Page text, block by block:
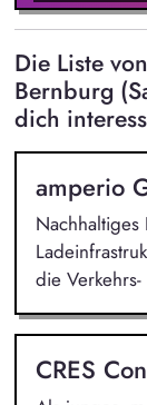
Die Liste
Bernburg
dich
amperio
die
CRES